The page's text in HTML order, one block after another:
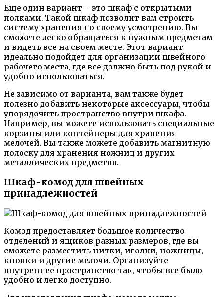
Еще один вариант – это шкаф с открытыми
полками. Такой шкаф позволит вам строить
систему хранения по своему усмотрению. Вы
сможете легко обращаться к нужным предметам
и видеть все на своем месте. Этот вариант
идеально подойдет для организации швейного
рабочего места, где все должно быть под рукой и
удобно использоваться.
Не зависимо от варианта, вам также будет
полезно добавить некоторые аксессуары, чтобы
упорядочить пространство внутри шкафа.
Например, вы можете использовать специальные
корзины или контейнеры для хранения
мелочей. Вы также можете добавить магнитную
полоску для хранения ножниц и других
металлических предметов.
Шкаф-комод для швейных
принадлежностей
Комод предоставляет большое количество
отделений и ящиков разных размеров, где вы
сможете разместить нитки, иголки, ножницы,
кнопки и другие мелочи. Организуйте
внутреннее пространство так, чтобы все было
удобно и легко доступно.